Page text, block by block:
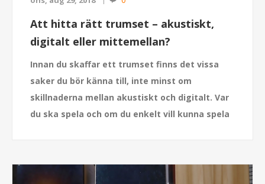
Att hitta rätt trumset – akustiskt,
digitalt eller mittemellan?
Innan du skaffar ett trumset finns det vissa
saker du bör känna till, inte minst om
skillnaderna mellan akustiskt och digitalt. Var
du ska spela och om du enkelt vill kunna spela